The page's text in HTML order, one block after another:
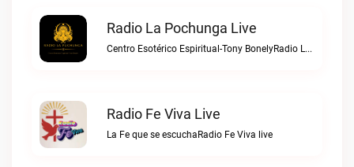
Radio La Pochunga Live
Centro Esotérico Espiritual-Tony BonelyRadio La Pochunga live
Radio Fe Viva Live
La Fe que se escuchaRadio Fe Viva live